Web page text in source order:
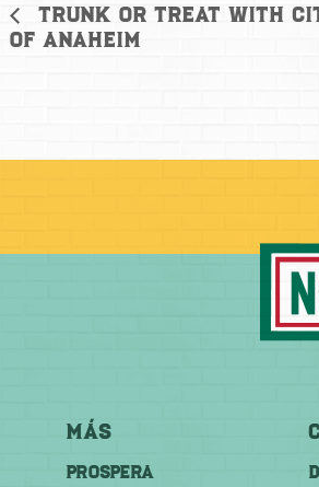
Trunk or Treat with
of Anaheim
Más
PROSPERA